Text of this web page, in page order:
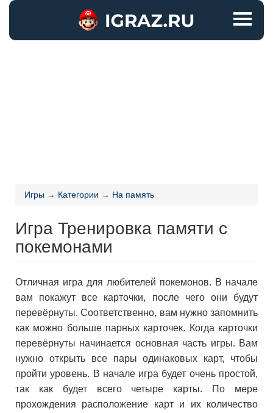
Игры → Категории → На память
Игра Тренировка памяти с
покемонами
Отличная игра для любителей покемонов. В начале
вам покажут все карточки, после чего они будут
перевёрнуты. Соответственно, вам нужно запомнить
как можно больше парных карточек. Когда карточки
перевёрнуты начинается основная часть игры. Вам
нужно открыть все пары одинаковых карт, чтобы
пройти уровень. В начале игра будет очень простой,
так как будет всего четыре карты. По мере
прохождения расположение карт и их количество